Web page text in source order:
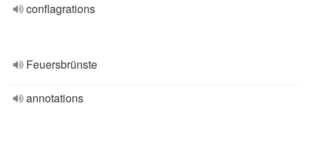
conflagrations
Feuersbrünste
annotations